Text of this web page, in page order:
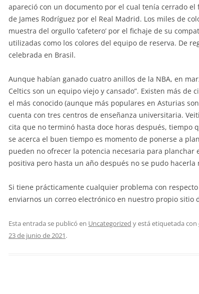
apareció con un documento por el cual tenía cerrado el
de James Rodríguez por el Real Madrid. Los miles de
muestra del orgullo ‘cafetero’ por el fichaje de su
utilizadas como los colores del equipo de reserva. De
celebrada en Brasil.
Aunque habían ganado cuatro anillos de la NBA, en
Celtics son un equipo viejo y cansado”. Existen más
el más conocido (aunque más populares en Asturias
cuenta con tres centros de enseñanza universitaria.
cita que no terminó hasta doce horas después, tiempo
se acerca el buen tiempo es momento de ponerse a
pueden no ofrecer la potencia necesaria para
positiva pero hasta un año después no se pudo hacerla
Si tiene prácticamente cualquier problema con
enviarnos un correo electrónico en nuestro propio sitio
Esta entrada se publicó en Uncategorized y está etiquetada con
23 de junio de 2021.